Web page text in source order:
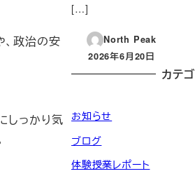
、政治の安
しっかり気
[…]
North Peak
投稿日
2026年6月20日
カテ
お知らせ
ブログ
体験授業レポート